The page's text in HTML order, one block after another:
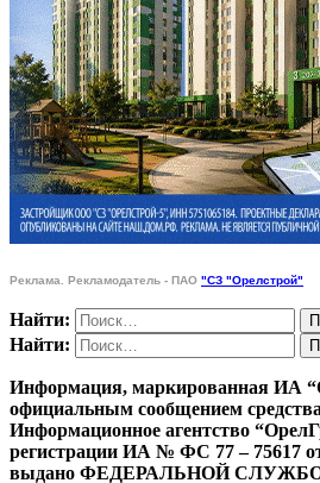
Реклама. Рекламодатель - ПАО "СЗ "Орелстрой"
Найти:
Найти:
Информация, маркированная ИА
официальным сообщением
Информационное агентство
регистрации ИА № ФС 77 – 75617
выдано ФЕДЕРАЛЬНОЙ